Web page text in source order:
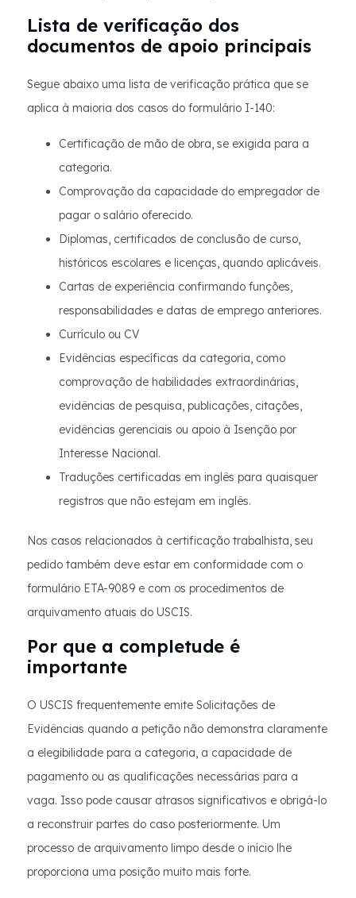
Lista de verificação dos
documentos de apoio principais
Segue abaixo uma lista de verificação prática que se
aplica à maioria dos casos do formulário I-140:
Certificação de mão de obra, se exigida para a
categoria.
Comprovação da capacidade do empregador de
pagar o salário oferecido.
Diplomas, certificados de conclusão de curso,
históricos escolares e licenças, quando aplicáveis.
Cartas de experiência confirmando funções,
responsabilidades e datas de emprego anteriores.
Currículo ou CV
Evidências específicas da categoria, como
comprovação de habilidades extraordinárias,
evidências de pesquisa, publicações, citações,
evidências gerenciais ou apoio à Isenção por
Interesse Nacional.
Traduções certificadas em inglês para quaisquer
registros que não estejam em inglês.
Nos casos relacionados à certificação trabalhista, seu
pedido também deve estar em conformidade com o
formulário ETA-9089 e com os procedimentos de
arquivamento atuais do USCIS.
Por que a completude é
importante
O USCIS frequentemente emite Solicitações de
Evidências quando a petição não demonstra claramente
a elegibilidade para a categoria, a capacidade de
pagamento ou as qualificações necessárias para a
vaga. Isso pode causar atrasos significativos e obrigá-lo
a reconstruir partes do caso posteriormente. Um
processo de arquivamento limpo desde o início lhe
proporciona uma posição muito mais forte.